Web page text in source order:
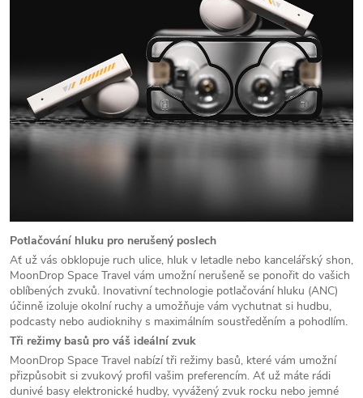
Potlačování hluku pro nerušený poslech
Ať už vás obklopuje ruch ulice, hluk v letadle nebo kancelářský shon,
MoonDrop Space Travel vám umožní nerušeně se ponořit do vašich
oblíbených zvuků. Inovativní technologie potlačování hluku (ANC)
účinně izoluje okolní ruchy a umožňuje vám vychutnat si hudbu,
podcasty nebo audioknihy s maximálním soustředěním a pohodlím.
Tři režimy basů pro váš ideální zvuk
MoonDrop Space Travel nabízí tři režimy basů, které vám umožní
přizpůsobit si zvukový profil vašim preferencím. Ať už máte rádi
dunivé basy elektronické hudby, vyvážený zvuk rocku nebo jemné